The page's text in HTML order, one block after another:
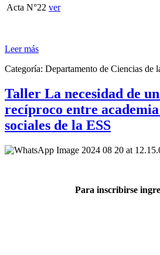
Acta N°22 ver
Leer más
Categoría: Departamento de Ciencias de
Taller La necesidad de
recíproco entre
sociales de la ESS
Para inscribirse